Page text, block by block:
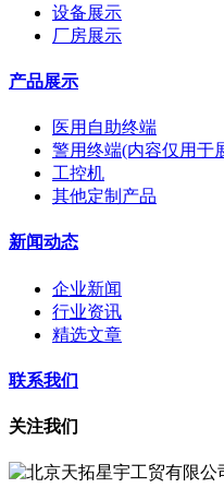
设备展示
厂房展示
产品展示
医用自助终端
警用终端(内容仅用于
工控机
其他定制产品
新闻动态
企业新闻
行业资讯
精选文章
联系我们
关注我们